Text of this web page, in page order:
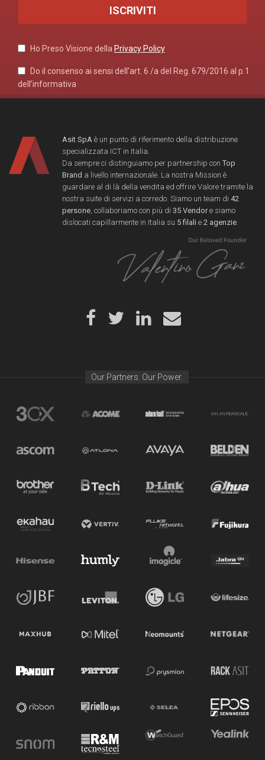
Ho Preso Visione della Privacy Policy
Do il consenso ai sensi dell’art. 6 /a del Reg. 679/2016 al p.1
dell’informativa
Asit SpA è un punto di riferimento della distribuzione
specializzata ICT in Italia.
Da sempre ci distinguiamo per partnership con Top
Brand a livello internazionale. La nostra Mission è
guardare al di là della vendita ed offrire Valore tramite la
nostra suite di servizi a corredo. Siamo un team di 42
persone , collaboriamo con più di 35 Vendore siamo
dislocati capillarmente in Italia su 5 filali e 2 agenzie